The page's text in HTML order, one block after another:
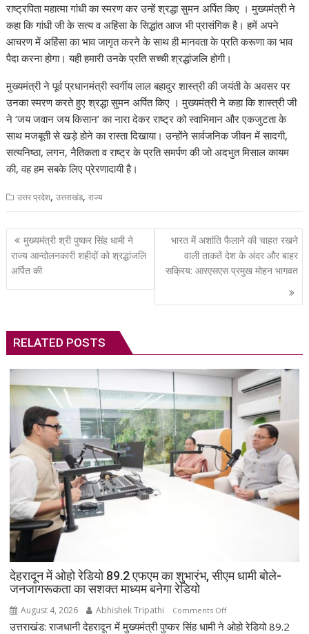
s
A
p
p
b
o
o
k
gr
a
m
e
dI
n
e
st
di
t
p
c
h
at
y
Li
k
e
राष्ट्रपिता महात्मा गांधी का स्मरण कर उन्हें श्रद्धा सुमन अर्पित किए । मुख्यमंत्री ने
कहा कि गांधी जी के सत्य व अहिंसा के सिद्धांत आज भी प्रासंगिक है। हमें अपने
आचरण में अहिंसा का भाव जागृत करने के साथ ही मानवता के प्रति करूणा का भाव
पैदा करना होगा। यही हमारी उनके प्रति सच्ची श्रद्धांजलि होगी।
मुख्यमंत्री ने पूर्व प्रधानमंत्री स्वर्गीय लाल बहादुर शास्त्री की जयंती के अवसर पर
उनका स्मरण करते हुए श्रद्धा सुमन अर्पित किए । मुख्यमंत्री ने कहा कि शास्त्री जी
ने ‘जय जवान जय किसान’ का नारा देकर राष्ट्र को स्वाभिमान और एकजुटता के
साथ मजबूती से खड़े होने का रास्ता दिखाया। उन्होंने सार्वजनिक जीवन में सादगी,
सत्यनिष्ठा, लगन, नैतिकता व राष्ट्र के प्रति समर्पण की जो अदभुत मिसाल कायम
की, वह हम सबके लिए प्रेरणादायी है।
उत्तर प्रदेश,उत्तराखंड,राज्य
Post
navigation
मुख्यमंत्री श्री पुष्कर सिंह धामी ने
राज्य आन्दोलनकारी शहीदों को श्रद्धांजलि
अर्पित की
भारत में अशांति फैलाने की चाहत रखने
वाली ताकतें देश के अंदर और बाहर
सक्रिय: आरएसएस प्रमुख मोहन भागवत
RELATED POSTS
देहरादून में ओहो रेडियो 89.2 एफएम का शुभारंभ, सीएम धामी बोले-
जनजागरूकता का सशक्त माध्यम बनेगा रेडियो
August 4, 2026 Abhishek Tripathi Comments Offon
देहरादून
उत्तराखंड: राजधानी देहरादून में मुख्यमंत्री पुष्कर सिंह धामी ने ओहो रेडियो 89.2